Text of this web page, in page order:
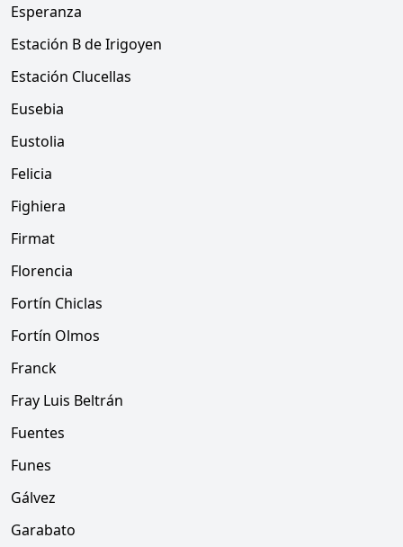
Esperanza
Estación B de Irigoyen
Estación Clucellas
Eusebia
Eustolia
Felicia
Fighiera
Firmat
Florencia
Fortín Chiclas
Fortín Olmos
Franck
Fray Luis Beltrán
Fuentes
Funes
Gálvez
Garabato